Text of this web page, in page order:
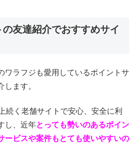
友達紹介でおすすめサイ
ワラフジも愛用しているポイントサ
します。
続く老舗サイトで安心、安全に利
し、近年とっても勢いのあるポイン
ービスや案件もとても使いやすいの